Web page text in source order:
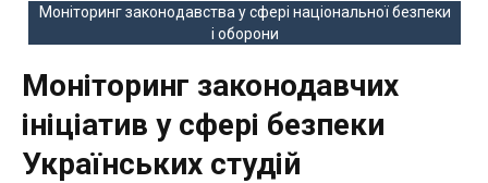
Моніторинг законодавства у сфері національної безпеки
і оборони
Моніторинг законодавчих
ініціатив у сфері безпеки
Українських студій